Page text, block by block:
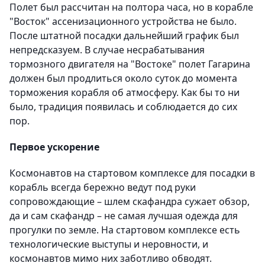
Полет был рассчитан на полтора часа, но в корабле
"Восток" ассенизационного устройства не было.
После штатной посадки дальнейший график был
непредсказуем. В случае несрабатывания
тормозного двигателя на "Востоке" полет Гагарина
должен был продлиться около суток до момента
торможения корабля об атмосферу. Как бы то ни
было, традиция появилась и соблюдается до сих
пор.
Первое ускорение
Космонавтов на стартовом комплексе для посадки в
корабль всегда бережно ведут под руки
сопровождающие – шлем скафандра сужает обзор,
да и сам скафандр – не самая лучшая одежда для
прогулки по земле. На стартовом комплексе есть
технологические выступы и неровности, и
космонавтов мимо них заботливо обводят.